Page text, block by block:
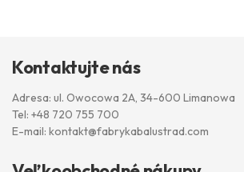
Kontaktujte nás
Adresa: ul. Owocowa 2A, 34-600 Limanowa
Tel: +48 720 755 700
E-mail: kontakt@fabrykabalustrad.com